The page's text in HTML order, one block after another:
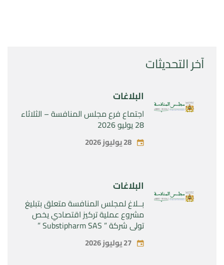
آخر التحديثات
البلاغات
اجتماع فرع مجلس المنافسة – الثلاثاء
28 يوليو 2026
28 يوليوز 2026
البلاغات
بــلاغ لمجلس المنافسة متعلق بتبليغ
مشروع عملية تركيز اقتصادي يخص
تولي شركة ” Substipharm SAS ”
المراقبة الحصرية للأصول والحقوق
المتعلقة بالمنتجين الصيدلانيين”
27 يوليوز 2026